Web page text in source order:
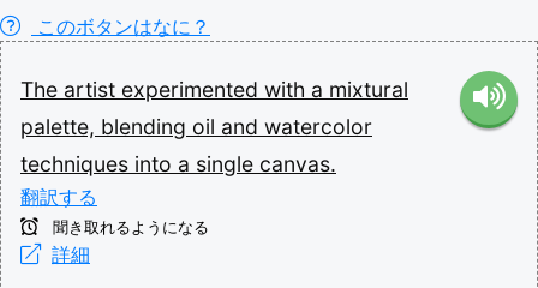
このボタンはなに？
The artist experimented with a mixtural
palette, blending oil and watercolor
techniques into a single canvas.
翻訳する
聞き取れるようになる
詳細